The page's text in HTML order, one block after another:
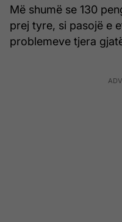
Më shumë se 130
prej tyre, si pasojë e
problemeve tjera